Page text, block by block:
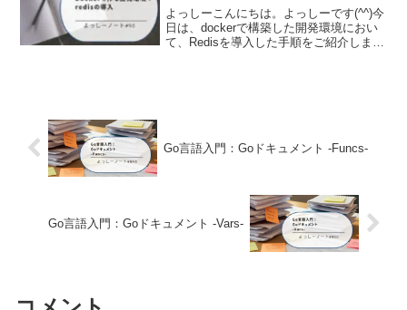
よっしーこんにちは。よっしーです(^^)今
日は、dockerで構築した開発環境におい
て、Redisを導入した手順をご紹介しま
Go言語入門：Goドキュメント -Funcs-
Go言語入門：Goドキュメント -Vars-